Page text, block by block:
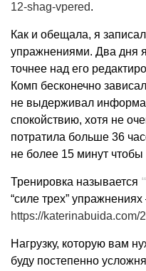
12-shag-vpered.
Как и обещала, я
упражнениями. Два дня
точнее над его
Комп бесконечно
не выдерживал
спокойствию, хотя не
потратила больше 36
не более 15 минут
Тренировка называется
“силе трех” упражнениях
https://katerinabuida.com/
Нагрузку, которую вам
буду постепенно